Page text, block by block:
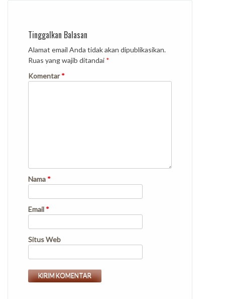
Tinggalkan Balasan
Alamat email Anda tidak akan dipublikasikan.
Ruas yang wajib ditandai *
Komentar*
Nama *
Email *
Situs Web